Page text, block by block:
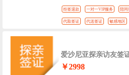
拒签退款 一对一VIP服务 陪同
代取签证 代送签证 敏感地区
爱沙尼亚探亲访友签
￥2998